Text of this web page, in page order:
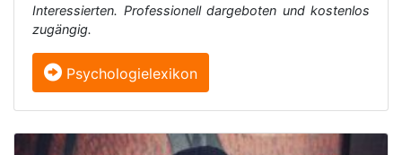
Interessierten. Professionell dargeboten und kostenlos
zugängig.
Psychologielexikon